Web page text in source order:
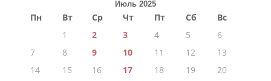
Июль 2025
Пн Вт Ср Чт Пт Сб
Вс
1
2 3 4 5
6
7
8 9 10 11 12
13
14
15 16 17 18 19
20